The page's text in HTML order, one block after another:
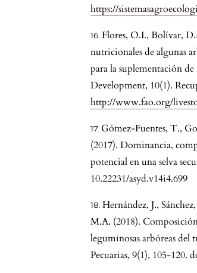
https://
Flores, O.I., Bolívar,
nutricionales de algunas
para la suplementación
Development, 10(1).
http://www.fao.org/
Gómez-Fuentes, T.,
(2017). Dominancia,
potencial en una selva
10.22231/asyd.v14i4.699
Hernández, J.,
M.A. (2018).
leguminosas arbóreas del
Pecuarias, 9(1), 105-120.